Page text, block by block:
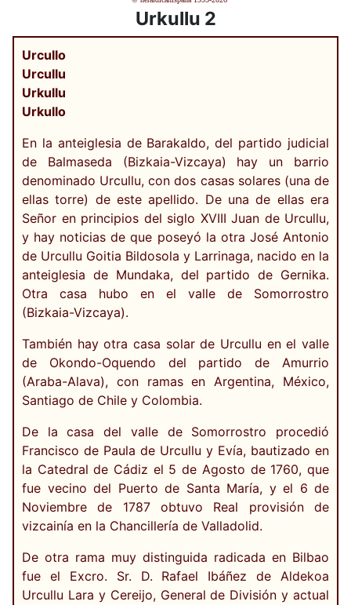
Urkullu 2
Urcullo
Urcullu
Urkullu
Urkullo
En la anteiglesia de Barakaldo, del partido judicial
de Balmaseda (Bizkaia-Vizcaya) hay un barrio
denominado Urcullu, con dos casas solares (una de
ellas torre) de este apellido. De una de ellas era
Señor en principios del siglo XVIII Juan de Urcullu,
y hay noticias de que poseyó la otra José Antonio
de Urcullu Goitia Bildosola y Larrinaga, nacido en la
anteiglesia de Mundaka, del partido de Gernika.
Otra casa hubo en el valle de Somorrostro
(Bizkaia-Vizcaya).
También hay otra casa solar de Urcullu en el valle
de Okondo-Oquendo del partido de Amurrio
(Araba-Alava), con ramas en Argentina, México,
Santiago de Chile y Colombia.
De la casa del valle de Somorrostro procedió
Francisco de Paula de Urcullu y Evía, bautizado en
la Catedral de Cádiz el 5 de Agosto de 1760, que
fue vecino del Puerto de Santa María, y el 6 de
Noviembre de 1787 obtuvo Real provisión de
vizcainía en la Chancillería de Valladolid.
De otra rama muy distinguida radicada en Bilbao
fue el Excro. Sr. D. Rafael Ibáñez de Aldekoa
Urcullu Lara y Cereijo, General de División y actual